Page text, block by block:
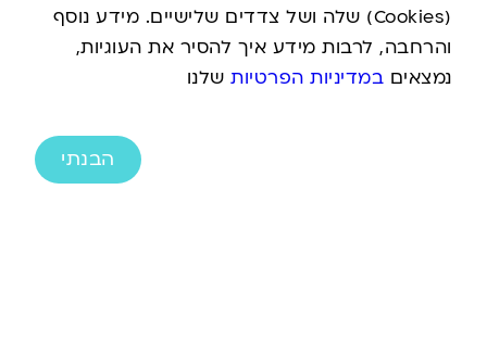
בלאקלאווה
מעיל
(Cookies) שלה ושל צדדים שלישיים. מידע נוסף
והרחבה, לרבות מידע איך להסיר את העוגיות,
נמצאים במדיניות הפרטיותשלנו
הבנתי